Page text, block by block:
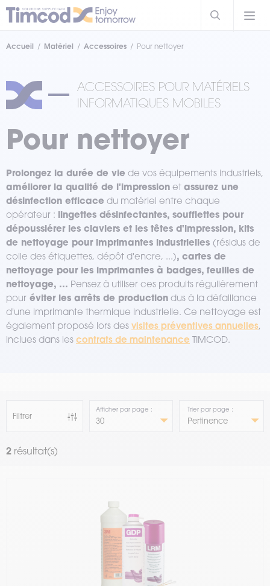
Accueil Matériel Accessoires Pour nettoyer
ACCESSOIRES POUR MATÉRIELS
INFORMATIQUES MOBILES
Pour nettoyer
Prolongez la durée de vie de vos équipements industriels,
améliorer la qualité de l'impression et assurez une
désinfection efficace du matériel entre chaque
opérateur : lingettes désinfectantes, soufflettes pour
dépoussiérer les claviers et les têtes d'impression, kits
de nettoyage pour imprimantes industrielles (résidus de
colle des étiquettes, dépôt d'encre, ...), cartes de
nettoyage pour les imprimantes à badges, feuilles de
nettoyage, ... Pensez à utiliser ces produits régulièrement
pour éviter les arrêts de production dus à la défaillance
d'une imprimante thermique industrielle. Ce nettoyage est
également proposé lors des visites préventives annuelles,
inclues dans les contrats de maintenance TIMCOD.
2 résultat(s)
Filtrer
Afficher par page : Trier par page :